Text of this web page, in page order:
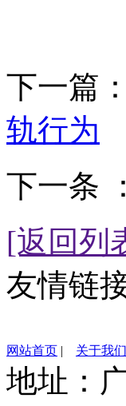
下一篇：
轨行为
下一条
[返回列
友情链
网站首页 | 关于我们
地址：